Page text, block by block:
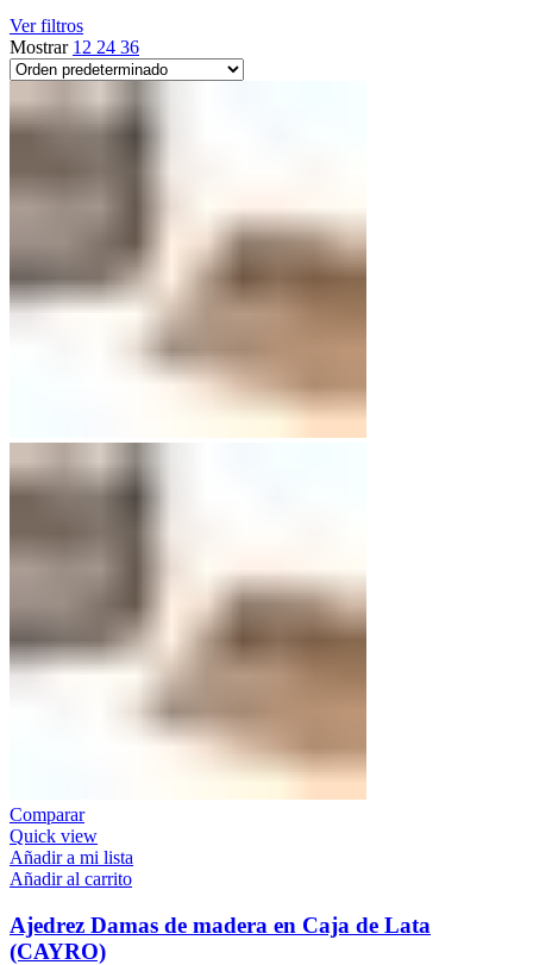
Ver filtros
Mostrar 12 24 36
Comparar
Quick view
Añadir a mi lista
Añadir al carrito
Ajedrez Damas de madera en Caja de Lata
(CAYRO)